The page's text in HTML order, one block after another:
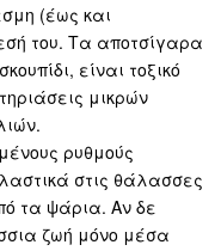
(έως και
του. Τα αποτσίγαρα
είναι τοξικό
μικρών
ρυθμούς
στις θάλασσες
τα ψάρια. Αν δε
ζωή μόνο μέσα